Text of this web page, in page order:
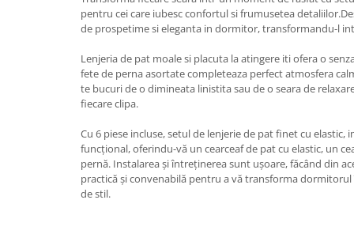
pentru cei care iubesc confortul si frumusetea
de prospetime si eleganta in dormitor, transformandu-l
Lenjeria de pat moale si placuta la atingere iti ofera o
fete de perna asortate completeaza perfect atmosfera
te bucuri de o dimineata linistita sau de o seara de
fiecare clipa.
Cu 6 piese incluse, setul de lenjerie de pat finet cu elastic,
funcțional, oferindu-vă un cearceaf de pat cu elastic, un
pernă. Instalarea și întreținerea sunt ușoare, făcând din
practică și convenabilă pentru a vă transforma
de stil.